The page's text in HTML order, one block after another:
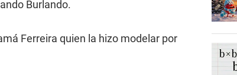
Burlando.
Ferreira quien la hizo modelar por